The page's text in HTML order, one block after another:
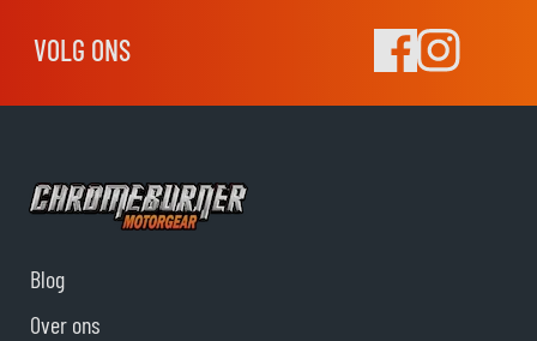
VOLG ONS
Blog
Over ons